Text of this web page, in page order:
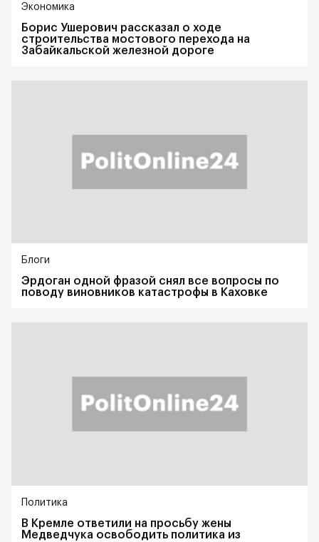
Экономика
Борис Ушерович рассказал о ходе
строительства мостового перехода на
Забайкальской железной дороге
Блоги
Эрдоган одной фразой снял все вопросы по
поводу виновников катастрофы в Каховке
Политика
В Кремле ответили на просьбу жены
Медведчука освободить политика из